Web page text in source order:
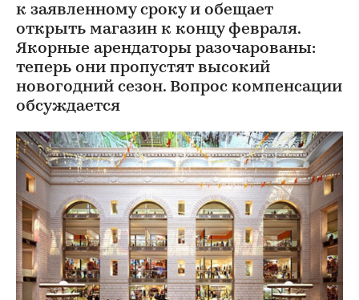
к заявленному сроку и обещает
открыть магазин к концу февраля.
Якорные арендаторы разочарованы:
теперь они пропустят высокий
новогодний сезон. Вопрос компенсации
обсуждается